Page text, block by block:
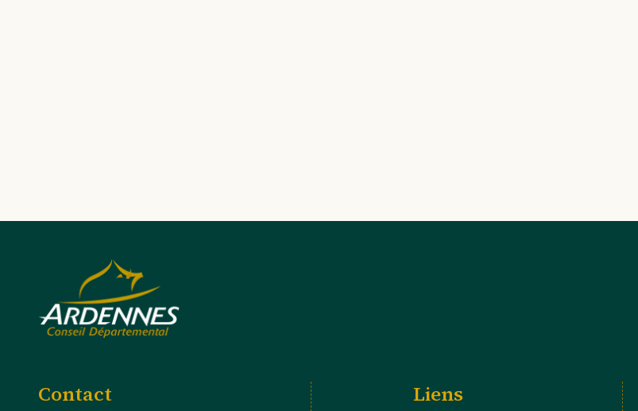
Contact Liens